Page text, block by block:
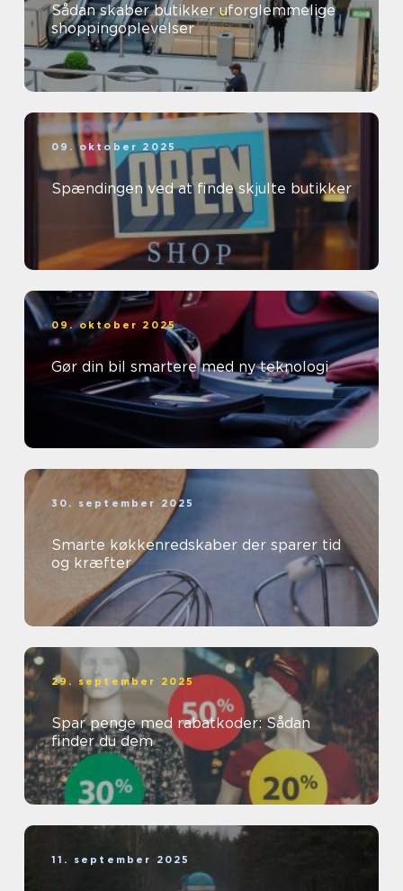
Sådan skaber butikker uforglemmelige
shoppingoplevelser
09. oktober 2025
Spændingen ved at finde skjulte butikker
09. oktober 2025
Gør din bil smartere med ny teknologi
30. september 2025
Smarte køkkenredskaber der sparer tid
og kræfter
29. september 2025
Spar penge med rabatkoder: Sådan
finder du dem
11. september 2025